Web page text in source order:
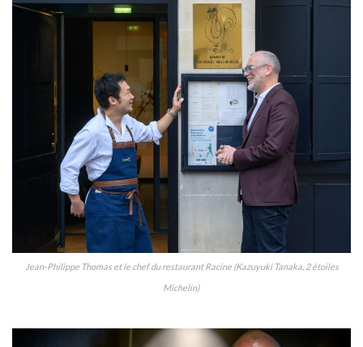
Jean-Philippe Thomas et le chef du restaurant Racine (Kazuyuki Tanaka, 2 étoiles
Michelin)